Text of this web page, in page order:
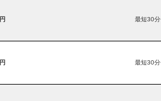
最短30分
最短30分